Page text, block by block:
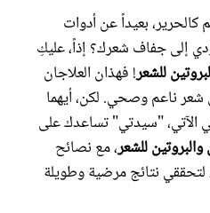
بعيداً عن أدوات
إلى جفاف شعرك؟ إذاً، عليكِ
للشعر! فهذان العلاجان
شعر ناعم وصحي. لكن، أيهما
الآتي، "سيدتي" تساعدك على
والبروتين للشعر، مع نصائح
لتحققي نتائج مرضية وطويلة
سيدتي